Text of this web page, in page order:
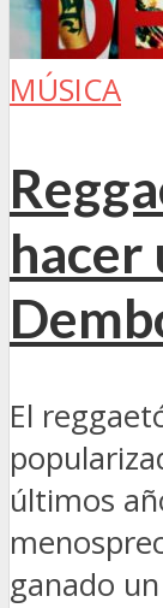
MÚSICA
hacer
El
últimos
ganado